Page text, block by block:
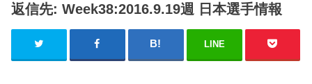
返信先: Week38:2016.9.19週 日本選手情報
LINE